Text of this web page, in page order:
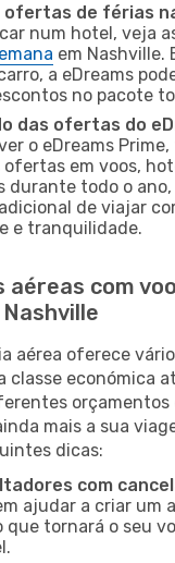
ofertas de férias
num hotel, veja
em Nashville.
a eDreams
no pacote
das ofertas do
o eDreams
em voos,
durante todo o ano,
de viajar
e tranquilidade.
aéreas com
aérea oferece
classe económica
orçamentos
mais a sua
dicas:
com
ajudar a criar um
que tornará o seu